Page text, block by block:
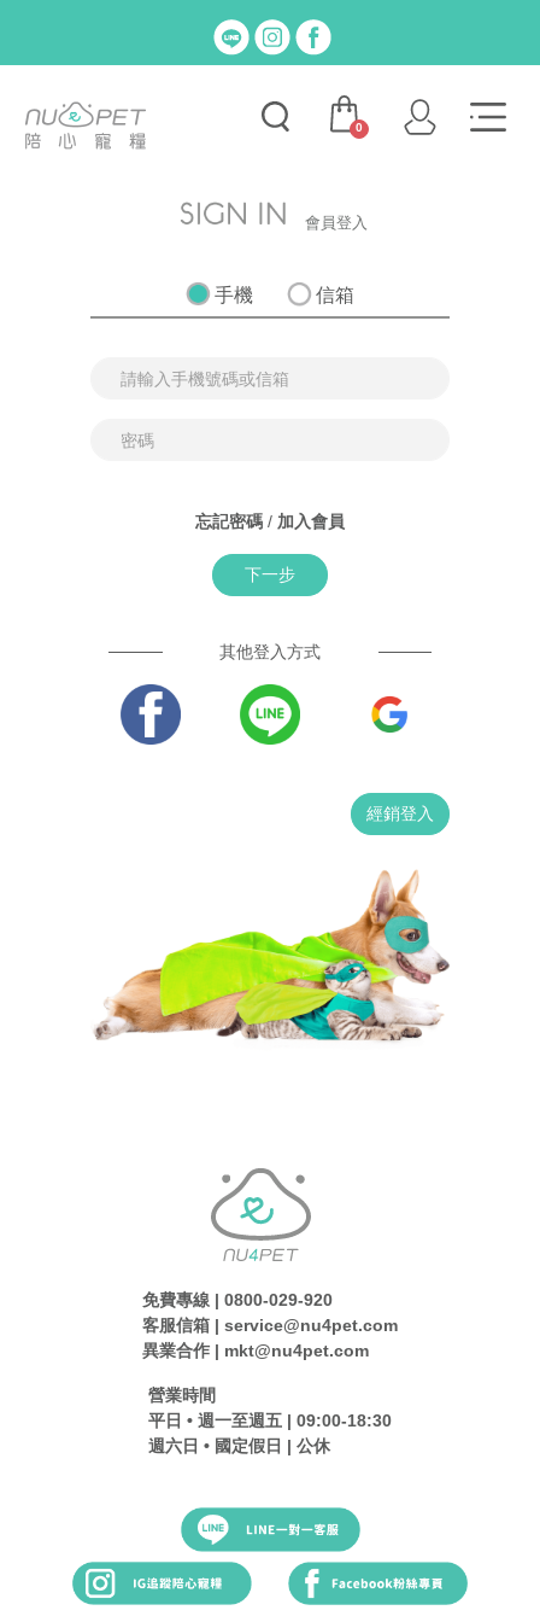
0
會員登入
手機 信箱
忘記密碼 / 加入會員
下一步
其他登入方式
經銷登入
免費專線 | 0800-029-920
客服信箱 | service@nu4pet.com
異業合作 | mkt@nu4pet.com
營業時間
平日 • 週一至週五 | 09:00-18:30
週六日 • 國定假日 | 公休